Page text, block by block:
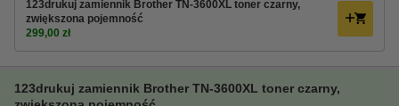
123drukuj zamiennik Brother TN-3600XL toner czarny,
zwiększona pojemność
299,00 zł
123drukuj zamiennik Brother TN-3600XL toner czarny,